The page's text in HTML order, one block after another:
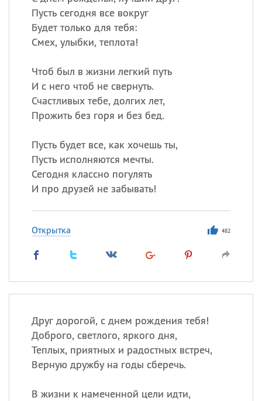
Пусть сегодня все вокруг
Будет только для тебя:
Смех, улыбки, теплота!
Чтоб был в жизни легкий путь
И с него чтоб не свернуть.
Счастливых тебе, долгих лет,
Прожить без горя и без бед.
Пусть будет все, как хочешь ты,
Пусть исполняются мечты.
Сегодня классно погулять
И про друзей не забывать!
Открытка 482
Друг дорогой, с днем рождения тебя!
Доброго, светлого, яркого дня,
Теплых, приятных и радостных встреч,
Верную дружбу на годы сберечь.
В жизни к намеченной цели идти,